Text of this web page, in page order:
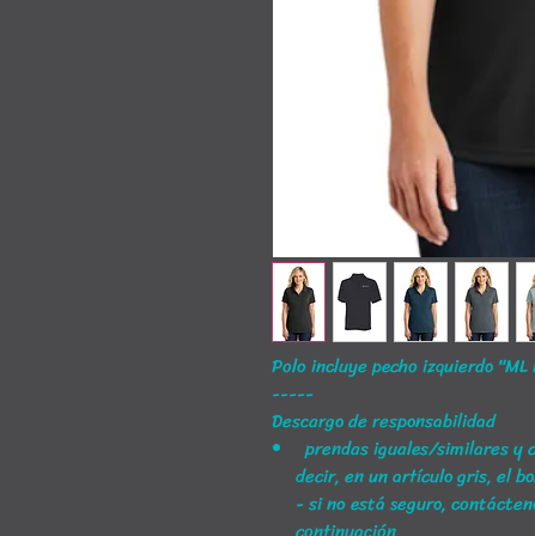
Polo incluye pecho izquierdo
-----
Descargo de responsabilidad
prendas iguales/similares y
decir, en un artículo gris, el
- si no está seguro,